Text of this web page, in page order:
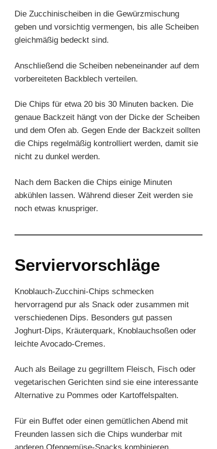
Die Zucchinischeiben in die Gewürzmischung
geben und vorsichtig vermengen, bis alle Scheiben
gleichmäßig bedeckt sind.
Anschließend die Scheiben nebeneinander auf dem
vorbereiteten Backblech verteilen.
Die Chips für etwa 20 bis 30 Minuten backen. Die
genaue Backzeit hängt von der Dicke der Scheiben
und dem Ofen ab. Gegen Ende der Backzeit sollten
die Chips regelmäßig kontrolliert werden, damit sie
nicht zu dunkel werden.
Nach dem Backen die Chips einige Minuten
abkühlen lassen. Während dieser Zeit werden sie
noch etwas knuspriger.
Serviervorschläge
Knoblauch-Zucchini-Chips schmecken
hervorragend pur als Snack oder zusammen mit
verschiedenen Dips. Besonders gut passen
Joghurt-Dips, Kräuterquark, Knoblauchsoßen oder
leichte Avocado-Cremes.
Auch als Beilage zu gegrilltem Fleisch, Fisch oder
vegetarischen Gerichten sind sie eine interessante
Alternative zu Pommes oder Kartoffelspalten.
Für ein Buffet oder einen gemütlichen Abend mit
Freunden lassen sich die Chips wunderbar mit